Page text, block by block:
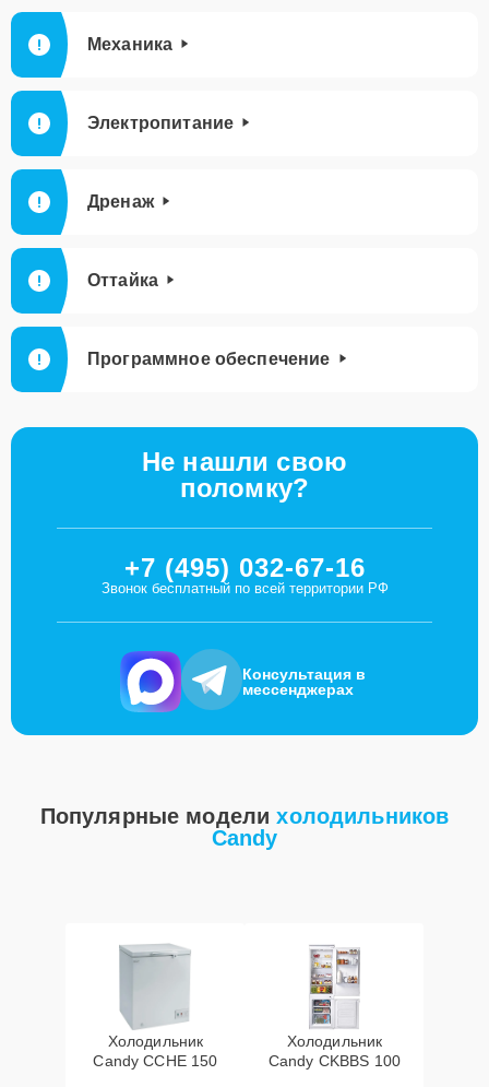
Механика
Электропитание
Дренаж
Оттайка
Программное обеспечение
Не нашли свою
поломку?
+7 (495) 032-67-16
Звонок бесплатный по всей территории РФ
Консультация в
мессенджерах
Популярные моделихолодильников
Candy
Холодильник
Candy CCHE 150
Холодильник
Candy CKBBS 100